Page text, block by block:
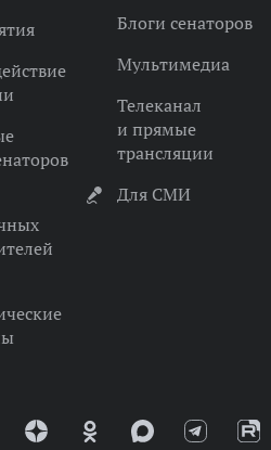
Блоги сенаторов
Мультимедиа
Телеканал
и прямые
трансляции
Для СМИ